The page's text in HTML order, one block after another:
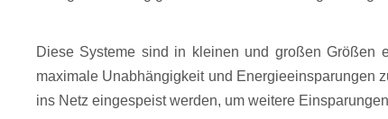
Diese Systeme sind in kleinen und großen Größen
maximale Unabhängigkeit und Energieeinsparungen
ins Netz eingespeist werden, um weitere